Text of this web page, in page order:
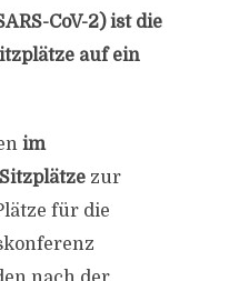
CoV-2) ist die
auf ein
im
zur
für die